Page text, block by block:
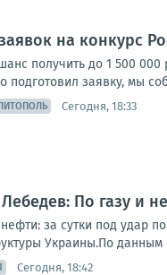
на конкурс
получить до 1 500
подготовил заявку, мы
Сегодня, 18:33
По газу и
за сутки под удар
Украины.По
Сегодня, 18:42